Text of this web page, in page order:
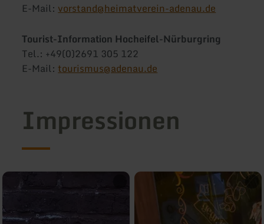
E-Mail:vorstand@heimatverein-adenau.de
Tourist-Information Hocheifel-Nürburgring
Tel.: +49(0)2691 305 122
E-Mail: tourismus@adenau.de
Impressionen